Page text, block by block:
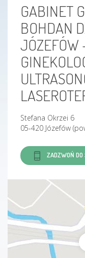
GABINET
BOHDAN
JÓZEFÓW
Stefana Okrzei 6
05-420 Józefów
ZADZWOŃ